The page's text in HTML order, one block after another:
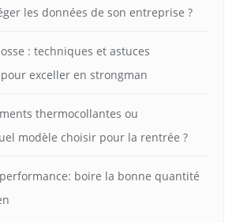
les données de son entreprise ?
: techniques et astuces
exceller en strongman
thermocollantes ou
modèle choisir pour la rentrée ?
boire la bonne quantité